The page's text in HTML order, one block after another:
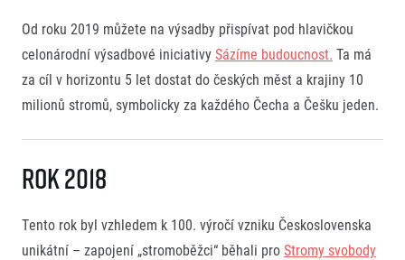
Od roku 2019 můžete na výsadby přispívat pod hlavičkou
celonárodní výsadbové iniciativySázíme budoucnost. Ta má
za cíl v horizontu 5 let dostat do českých měst a krajiny 10
milionů stromů, symbolicky za každého Čecha a Češku jeden.
Rok 2018
Tento rok byl vzhledem k 100. výročí vzniku Československa
unikátní – zapojení „stromoběžci“ běhali proStromy svobody